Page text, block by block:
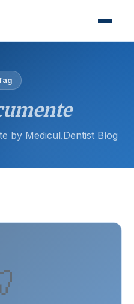
by Medicul.Dentist Blog